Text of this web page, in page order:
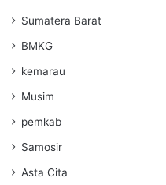
Sumatera Barat
BMKG
kemarau
Musim
pemkab
Samosir
Asta Cita